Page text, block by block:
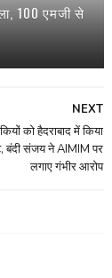
100 एमजी से
NEXT
को हैदराबाद में किया
बंदी संजय ने AIMIM पर
लगाए गंभीर आरोप